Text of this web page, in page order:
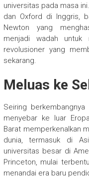
universitas pada masa
dan Oxford di Inggris,
Newton yang
menjadi wadah untuk
revolusioner yang
sekarang.
Meluas ke
Seiring
menyebar ke luar
Barat memperkenalkan
dunia, termasuk di
universitas besar di
Princeton, mulai
menandai era baru